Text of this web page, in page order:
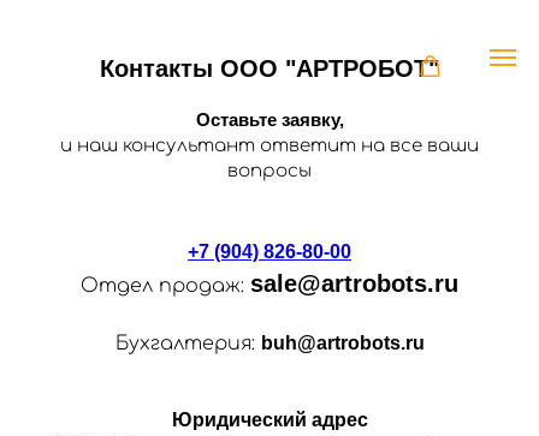
Контакты ООО "АРТРОБОТ"
Оставьте заявку,
и наш консультант ответит на все ваши
вопросы
+7 (904) 826-80-00
Отдел продаж: sale@artrobots.ru
Бухгалтерия: buh@artrobots.ru
Юридический адрес